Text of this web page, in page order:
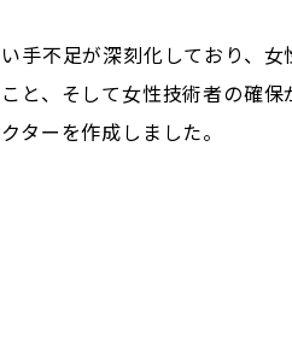
手不足が深刻化しており、
と、そして女性技術者の確
ターを作成しました。